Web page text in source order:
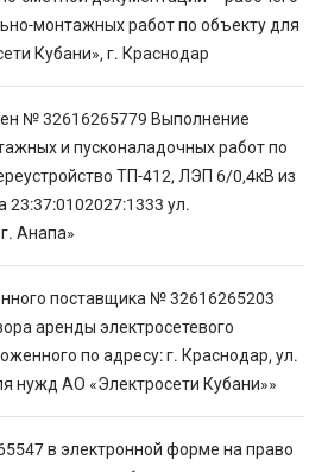
монтажных работ по объекту для
Кубани», г. Краснодар
№ 32616265779 Выполнение
и пусконаладочных работ по
ТП-412, ЛЭП 6/0,4кВ из
23:37:0102027:1333 ул.
Анапа»
поставщика № 32616265203
аренды электросетевого
по адресу: г. Краснодар, ул.
нужд АО «Электросети Кубани»»
в электронной форме на право